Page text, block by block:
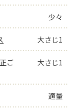
少々
大さじ1
ご
大さじ1
適量